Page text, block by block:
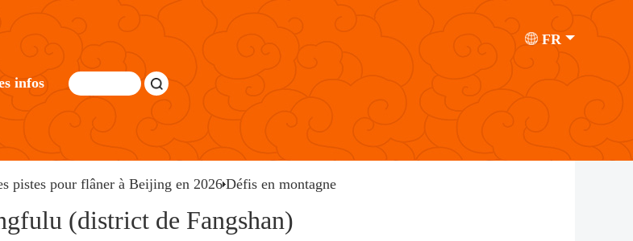
FR
infos
pistes pour flâner à Beijing en 2026 Défis en montagne
(district de Fangshan)